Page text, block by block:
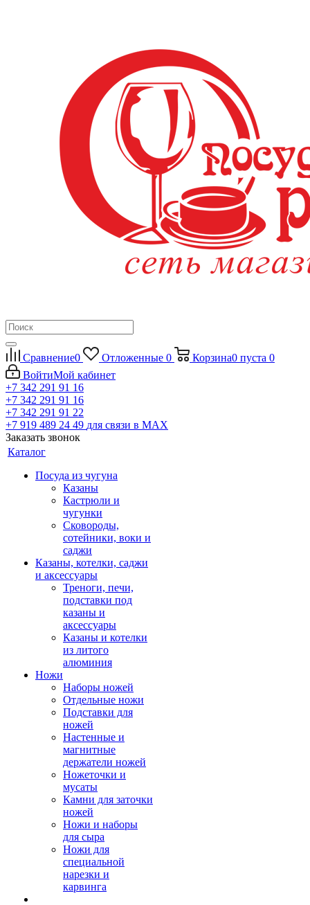
Сравнение0 Отложенные 0 Корзина0 пуста 0
ВойтиМой кабинет
+7 342 291 91 16
+7 342 291 91 16
+7 342 291 91 22
+7 919 489 24 49 для связи в МАХ
Заказать звонок
Каталог
Посуда из чугуна
Казаны
Кастрюли и
чугунки
Сковороды,
сотейники, воки и
саджи
Казаны, котелки, саджи
и аксессуары
Треноги, печи,
подставки под
казаны и
аксессуары
Казаны и котелки
из литого
алюминия
Ножи
Наборы ножей
Отдельные ножи
Подставки для
ножей
Настенные и
магнитные
держатели ножей
Ножеточки и
мусаты
Камни для заточки
ножей
Ножи и наборы
для сыра
Ножи для
специальной
нарезки и
карвинга